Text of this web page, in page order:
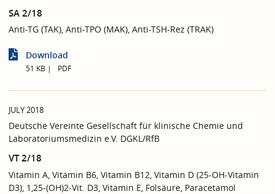
SA 2/18
Anti-TG (TAK), Anti-TPO (MAK), Anti-TSH-Rez (TRAK)
Download
51 KB PDF
JULY 2018
Deutsche Vereinte Gesellschaft für klinische Chemie und
Laboratoriumsmedizin e.V. DGKL/RfB
VT 2/18
Vitamin A, Vitamin B6, Vitamin B12, Vitamin D (25-OH-Vitamin
D3), 1,25-(OH)2-Vit. D3, Vitamin E, Folsäure, Paracetamol